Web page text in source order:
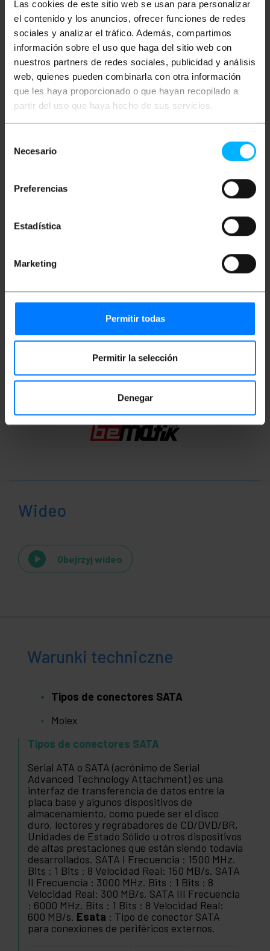
Las cookies de este sitio web se usan para personalizar
el contenido y los anuncios, ofrecer funciones de redes
sociales y analizar el tráfico. Además, compartimos
información sobre el uso que haga del sitio web con
nuestros partners de redes sociales, publicidad y análisis
web, quienes pueden combinarla con otra información
que les haya proporcionado o que hayan recopilado a
partir del uso que haya hecho de sus servicios.
Necesario
Preferencias
Estadística
Marketing
Permitir todas
Permitir la selección
Denegar
Opis
Kompaktowe złącze do zasilania dysków SATA. Z
jednej strony ma 4-pinowe męskie złącze MOLEX, a
z drugiej 15-pinowe żeńskie złącze zasilania SATA.
Specyfikacje
SATA.
4-pinowe męskie złącze MOLEX na jednym
15-stykowe żeńskie złącze zasilania SATA.
Konwertuje złącze zasilania SATA na złącze
bezpiecznym połączeniem.
Miary i wagi
Waga brutto: 20 g
Ilość paczek: 1
Wideo
Obejrzyj wideo
Warunki techniczne
Tipos de conectores SATA
Molex
Tipos de conectores SATA
Serial ATA o SATA (acrónimo de Serial
Advanced Technology Attachment) es una
interfaz de transferencia de datos entre la
placa base y algunos dispositivos de
almacenamiento, como puede ser el disco
duro, lectores y regrabadores de CD/DVD/BR,
Unidades de Estado Sólido u otros dispositivos
de altas prestaciones que están siendo todavía
desarrollados. SATA I Frecuencia : 1500 MHz.
Bits : 1 Bits : 8 Velocidad Real: 150 MB/s. SATA
II Frecuencia : 3000 MHz. Bits : 1 Bits : 8
Velocidad Real: 300 MB/s. SATA III Frecuencia
: 6000 MHz. Bits : 1 Bits : 8 Velocidad Real:
600 MB/s. Esata : Tipo de conector SATA
para conexiones de periféricos externos.